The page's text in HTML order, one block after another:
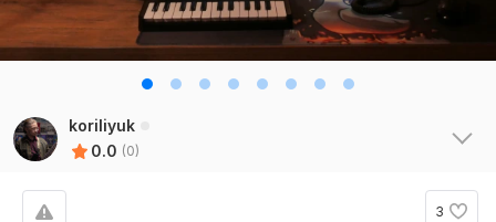
koriliyuk
0.0 (0)
3